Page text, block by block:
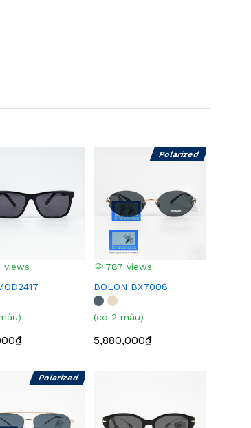
views
787 views
Polarized
BOLON BX7008
(có 2 màu)
5,880,000₫
Polarized